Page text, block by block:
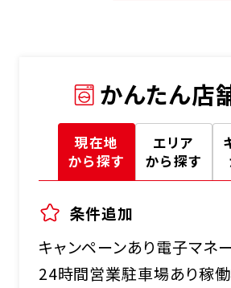
お知らせ
お役立コラ
よくあるご
かんたん店
現在地
から探す
エリア
から探す
条件追加
キャンペーンあり電子マネ
24時間営業駐車場あり稼